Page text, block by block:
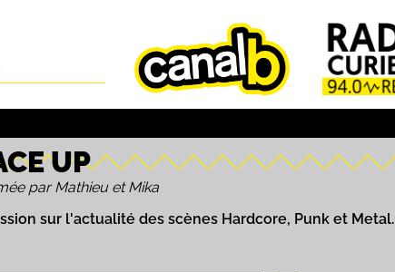
UP
par Mathieu et Mika
sur l'actualité des scènes Hardcore, Punk et Metal.